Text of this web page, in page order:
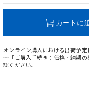
カートに
オンライン購入における出荷予
～「ご購入手続き：価格・納期
認ください。